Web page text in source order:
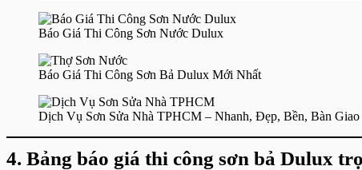
Báo Giá Thi Công Sơn Nước Dulux
Báo Giá Thi Công Sơn Bả Dulux Mới Nhất
Dịch Vụ Sơn Sửa Nhà TPHCM – Nhanh, Đẹp, Bền, Bàn
4. Bảng báo giá thi công sơn bả Dulux